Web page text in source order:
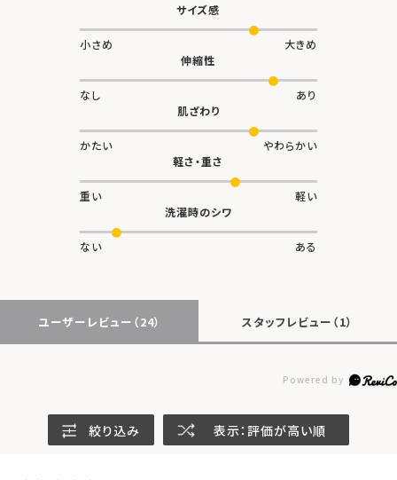
サイズ感
小さめ
大きめ
伸縮性
なし
あり
肌ざわり
かたい
やわらかい
軽さ・重さ
重い
軽い
洗濯時のシワ
ない ある
ユーザーレビュー （24） スタッフレビュー （1）
絞り込み 表示：評価が高い順